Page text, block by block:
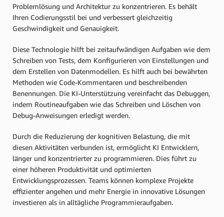
Problemlösung und Architektur zu konzentrieren. Es behält
Ihren Codierungsstil bei und verbessert gleichzeitig
Geschwindigkeit und Genauigkeit.
Diese Technologie hilft bei zeitaufwändigen Aufgaben wie dem
Schreiben von Tests, dem Konfigurieren von Einstellungen und
dem Erstellen von Datenmodellen. Es hilft auch bei bewährten
Methoden wie Code-Kommentaren und beschreibenden
Benennungen. Die KI-Unterstützung vereinfacht das Debuggen,
indem Routineaufgaben wie das Schreiben und Löschen von
Debug-Anweisungen erledigt werden.
Durch die Reduzierung der kognitiven Belastung, die mit
diesen Aktivitäten verbunden ist, ermöglicht KI Entwicklern,
länger und konzentrierter zu programmieren. Dies führt zu
einer höheren Produktivität und optimierten
Entwicklungsprozessen. Teams können komplexe Projekte
effizienter angehen und mehr Energie in innovative Lösungen
investieren als in alltägliche Programmieraufgaben.